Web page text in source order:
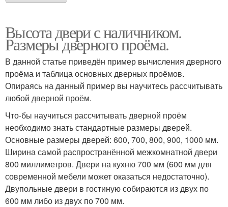
Высота двери с наличником.
Размеры дверного проёма.
В данной статье приведён пример вычисления дверного
проёма и таблица основных дверных проёмов.
Опираясь на данный пример вы научитесь рассчитывать
любой дверной проём.
Что-бы научиться рассчитывать дверной проём
необходимо знать стандартные размеры дверей.
Основные размеры дверей: 600, 700, 800, 900, 1000 мм.
Ширина самой распространённой межкомнатной двери
800 миллиметров. Двери на кухню 700 мм (600 мм для
современной мебели может оказаться недостаточно).
Двупольные двери в гостиную собираются из двух по
600 мм либо из двух по 700 мм.